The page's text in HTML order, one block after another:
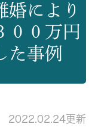
婚により
００万円
た事例
2022.02.24更新